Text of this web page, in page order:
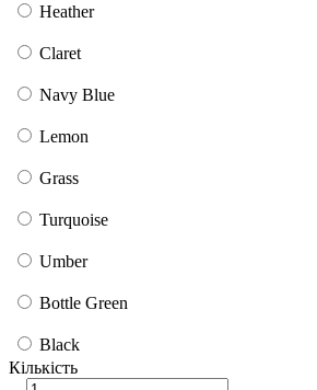
Heather
Claret
Navy Blue
Lemon
Grass
Turquoise
Umber
Bottle Green
Black
Кількість